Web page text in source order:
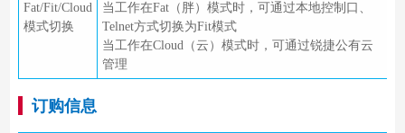
Fat/Fit/Cloud
模式切换
当工作在Fat（胖）模式时，可通过本地控制口、
Telnet方式切换为Fit模式
当工作在Cloud（云）模式时，可通过锐捷公有云
管理
订购信息